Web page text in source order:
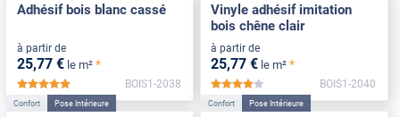
Adhésif bois blanc cassé
à partir de
25,77 € le m² *
*****
BOIS1-2038
Vinyle adhésif imitation
bois chêne clair
à partir de
25,77 € le m² *
*****
BOIS1-2040
Confort Pose Intérieure Confort Pose Intérieure